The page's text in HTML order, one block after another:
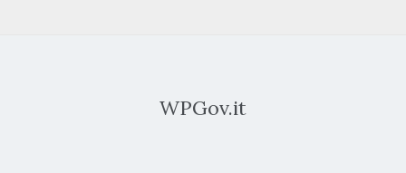
WPGov.it